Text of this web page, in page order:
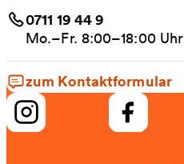
0711 19 44 9
Mo.–Fr. 8:00–18:00 Uhr
zum Kontaktformular